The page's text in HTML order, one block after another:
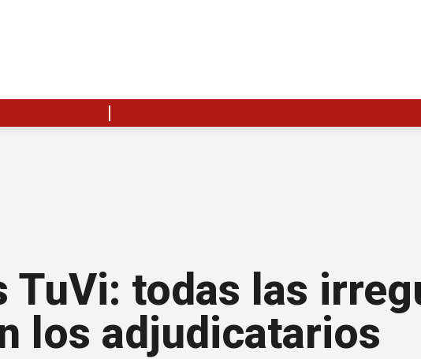
TuVi: todas las
los adjudicatarios